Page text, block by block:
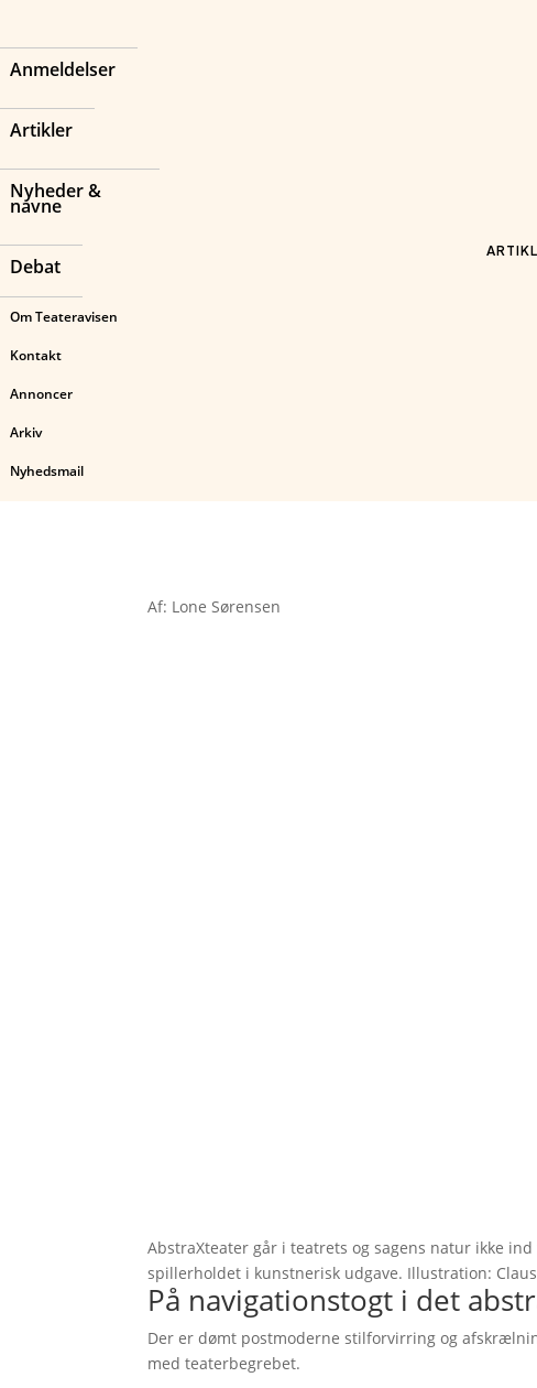
Anmeldelser
Artikler
Nyheder &
navne
Debat
Om Teateravisen
Kontakt
Annoncer
Arkiv
Nyhedsmail
Af: Lone Sørensen
AbstraXteater går i teatrets og sagens natur ikke
spillerholdet i kunstnerisk udgave. Illustration:
På navigationstogt i det
Der er dømt postmoderne stilforvirring og
med teaterbegrebet.